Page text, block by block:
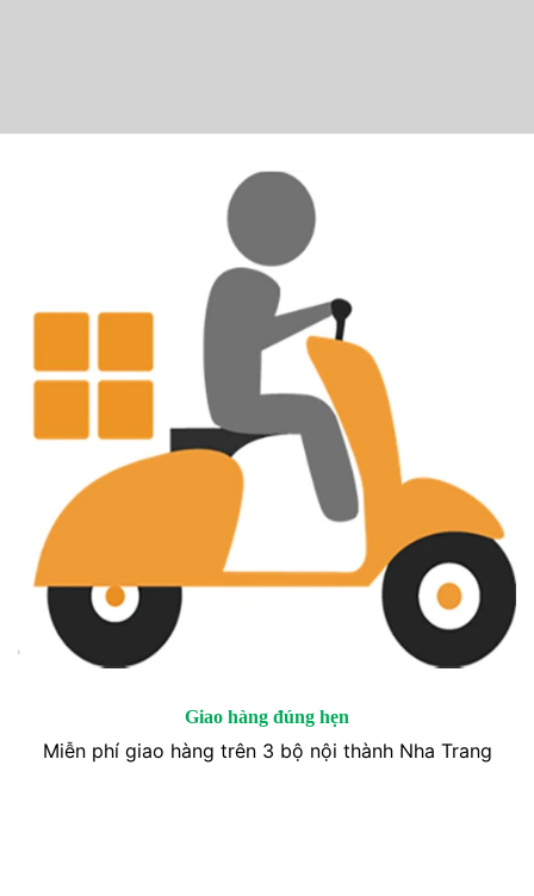
Giao hàng đúng hẹn
Miễn phí giao hàng trên 3 bộ nội thành Nha Trang